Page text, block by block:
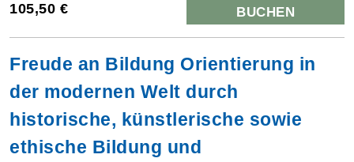
105,50 € BUCHEN
Freude an Bildung Orientierung in
der modernen Welt durch
historische, künstlerische sowie
ethische Bildung und